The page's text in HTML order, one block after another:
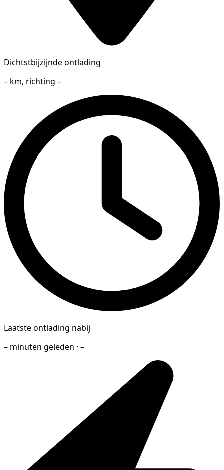
Dichtstbijzijnde ontlading
– km, richting –
Laatste ontlading nabij
– minuten geleden · –